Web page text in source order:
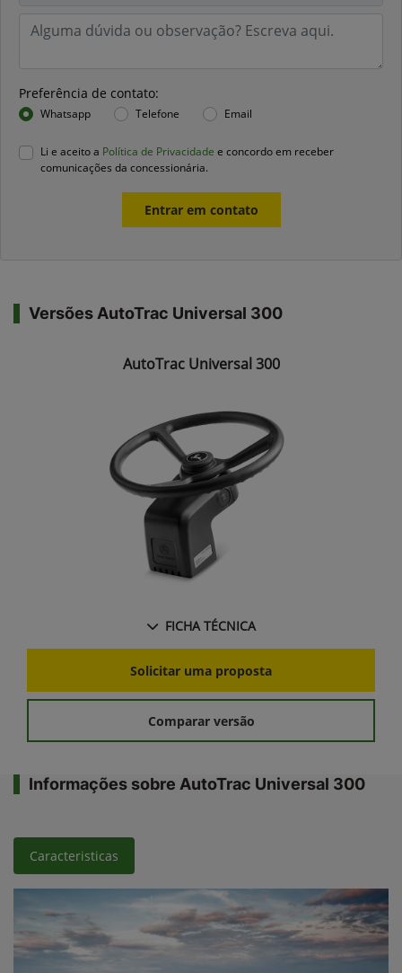
Preferência de contato:
Whatsapp Telefone Email
Li e aceito a Política de Privacidade e concordo em receber
comunicações da concessionária.
Entrar em contato
Versões AutoTrac Universal 300
AutoTrac Universal 300
FICHA TÉCNICA
Solicitar uma proposta
Comparar versão
Informações sobre AutoTrac Universal 300
Caracteristicas